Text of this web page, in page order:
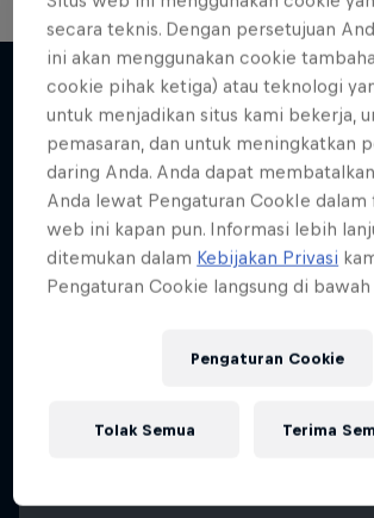
Lebih banyak seperti ini
secara teknis. Dengan persetujuan
ini akan menggunakan cookie
cookie pihak ketiga) atau teknologi
untuk menjadikan situs kami bekerja,
pemasaran, dan untuk meningkatkan
daring Anda. Anda dapat
Anda lewat Pengaturan CookIe dalam
web ini kapan pun. Informasi lebih
ditemukan dalam Kebijakan Privasi
Pengaturan Cookie langsung di bawah
Pengaturan Cookie
Tolak Semua Terima